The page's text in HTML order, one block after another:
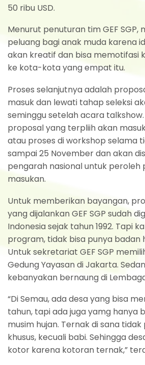
50 ribu USD.
Menurut penuturan tim GEF
peluang bagi anak muda karena
akan kreatif dan bisa memotifasi
ke kota-kota yang empat itu.
Proses selanjutnya adalah
masuk dan lewati tahap seleksi
seminggu setelah acara
proposal yang terpliih akan
atau proses di workshop selama
sampai 25 November dan akan
pengarah nasional untuk peroleh
masukan.
Untuk memberikan bayangan,
yang dijalankan GEF SGP sudah
Indonesia sejak tahun 1992. Tapi
program, tidak bisa punya badan
Untuk sekretariat GEF SGP
Gedung Yayasan di Jakarta.
kebanyakan bernaung di
“Di Semau, ada desa yang bisa
tahun, tapi ada juga yamg hanya
musim hujan. Ternak di sana
khusus, kecuali babi. Sehingga
kotor karena kotoran ternak,”